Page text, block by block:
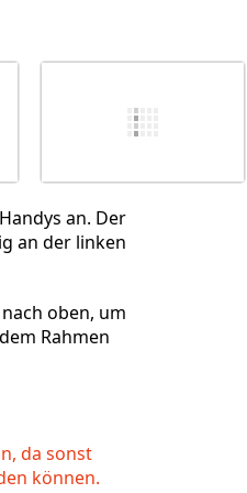
Kommentieren
an. Der
an der linken
oben, um
Rahmen
da sonst
können.